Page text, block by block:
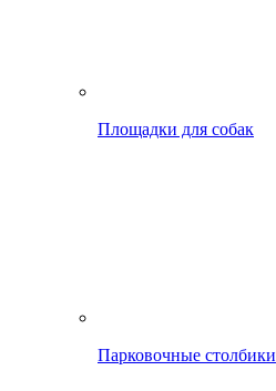
Площадки для собак
Парковочные столбики